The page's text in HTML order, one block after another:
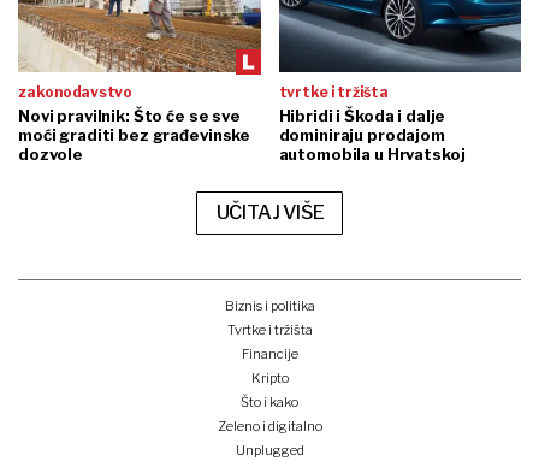
zakonodavstvo
Novi pravilnik: Što će se sve
moći graditi bez građevinske
dozvole
tvrtke i tržišta
Hibridi i Škoda i dalje
dominiraju prodajom
automobila u Hrvatskoj
UČITAJ VIŠE
Biznis i politika
Tvrtke i tržišta
Financije
Kripto
Što i kako
Zeleno i digitalno
Unplugged